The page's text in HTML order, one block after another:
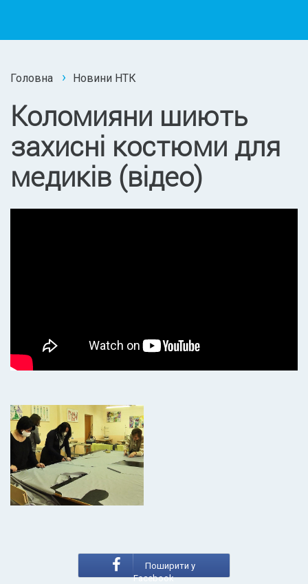
Головна Новини НТК
Коломияни шиють
захисні костюми для
медиків (відео)
Поширити у
Facebook